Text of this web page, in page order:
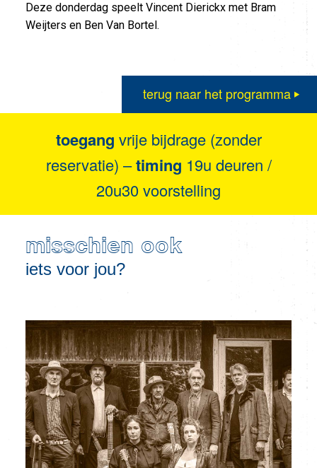
Deze donderdag speelt Vincent Dierickx met Bram
Weijters en Ben Van Bortel.
terug naar het programma
toegang vrije bijdrage (zonder
reservatie) –timing 19u deuren /
20u30 voorstelling
misschien ook
iets voor jou?